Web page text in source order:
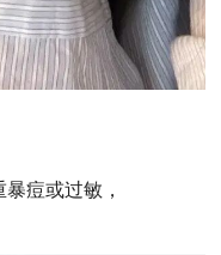
痘或过敏，